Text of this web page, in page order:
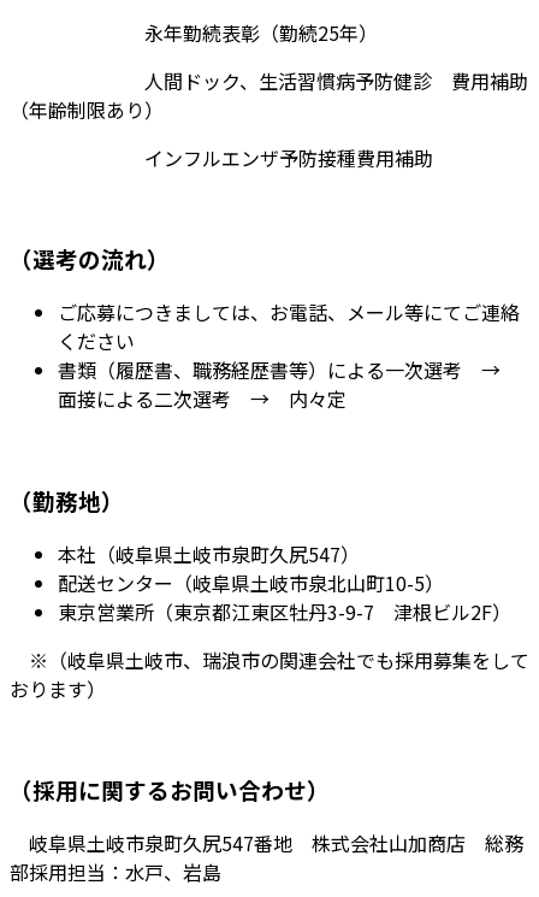
永年勤続表彰（勤続25年）
人間ドック、生活習慣病予防健診 費用補助
（年齢制限あり）
インフルエンザ予防接種費用補助
（選考の流れ）
ご応募につきましては、お電話、メール等にてご連絡
ください
書類（履歴書、職務経歴書等）による一次選考 →
面接による二次選考 → 内々定
（勤務地）
本社（岐阜県土岐市泉町久尻547）
配送センター（岐阜県土岐市泉北山町10-5）
東京営業所（東京都江東区牡丹3-9-7 津根ビル2F）
※（岐阜県土岐市、瑞浪市の関連会社でも採用募集をして
おります）
（採用に関するお問い合わせ）
岐阜県土岐市泉町久尻547番地 株式会社山加商店 総務
部採用担当：水戸、岩島